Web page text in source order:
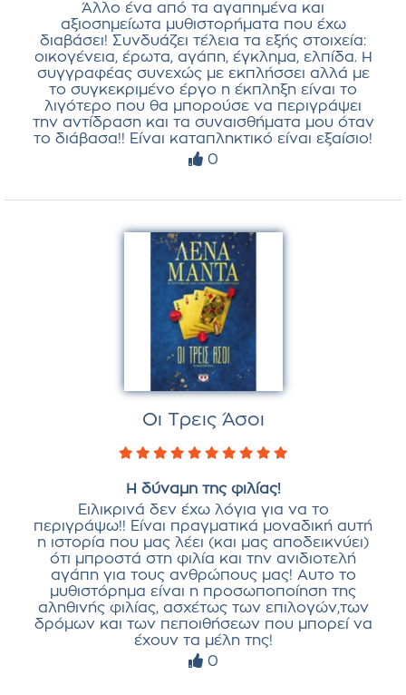
Άλλο ένα από τα αγαπημένα και
αξιοσημείωτα μυθιστορήματα που έχω
διαβάσει! Συνδυάζει τέλεια τα εξής στοιχεία:
οικογένεια, έρωτα, αγάπη, έγκλημα, ελπίδα. Η
συγγραφέας συνεχώς με εκπλήσσει αλλά με
το συγκεκριμένο έργο η έκπληξη είναι το
λιγότερο που θα μπορούσε να περιγράψει
την αντίδραση και τα συναισθήματα μου όταν
το διάβασα!! Είναι καταπληκτικό είναι εξαίσιο!
0
Οι Τρεις Άσοι
Η δύναμη της φιλίας!
Ειλικρινά δεν έχω λόγια για να το
περιγράψω!! Είναι πραγματικά μοναδική αυτή
η ιστορία που μας λέει (και μας αποδεικνύει)
ότι μπροστά στη φιλία και την ανιδιοτελή
αγάπη για τους ανθρώπους μας! Αυτο το
μυθιστόρημα είναι η προσωποποίηση της
αληθινής φιλίας, ασχέτως των επιλογών,των
δρόμων και των πεποιθήσεων που μπορεί να
έχουν τα μέλη της!
0